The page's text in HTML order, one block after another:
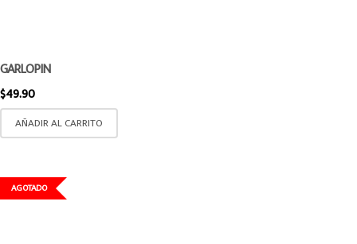
GARLOPIN
$49.90
AÑADIR AL CARRITO
AGOTADO